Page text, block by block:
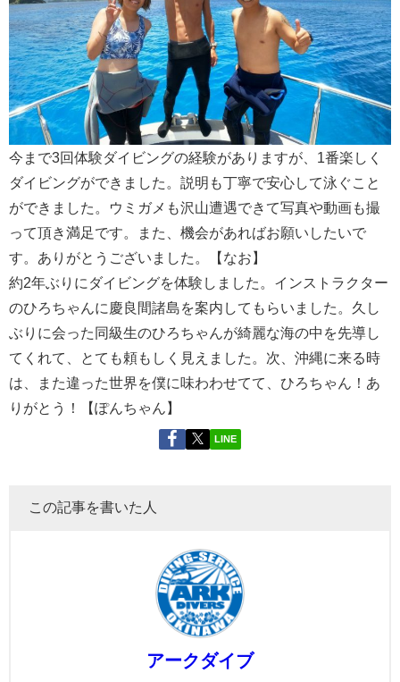
今まで3回体験ダイビングの経験がありますが、1番楽しく
ダイビングができました。説明も丁寧で安心して泳ぐこと
ができました。ウミガメも沢山遭遇できて写真や動画も撮
って頂き満足です。また、機会があればお願いしたいで
す。ありがとうございました。【なお】
約2年ぶりにダイビングを体験しました。インストラクター
のひろちゃんに慶良間諸島を案内してもらいました。久し
ぶりに会った同級生のひろちゃんが綺麗な海の中を先導し
てくれて、とても頼もしく見えました。次、沖縄に来る時
は、また違った世界を僕に味わわせてて、ひろちゃん！あ
りがとう！【ぽんちゃん】
LINE
この記事を書いた人
アークダイブ